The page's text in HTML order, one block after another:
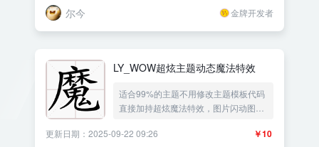
点击特效——《益吾库》尔今作品
尔今 金牌开发者
LY_WOW超炫主题动态魔法特效
适合99%的主题不用修改主题模板代码
直接加持超炫魔法特效，图片闪动图片
类似动画效果
￥10
更新日期：2025-09-22 09:26